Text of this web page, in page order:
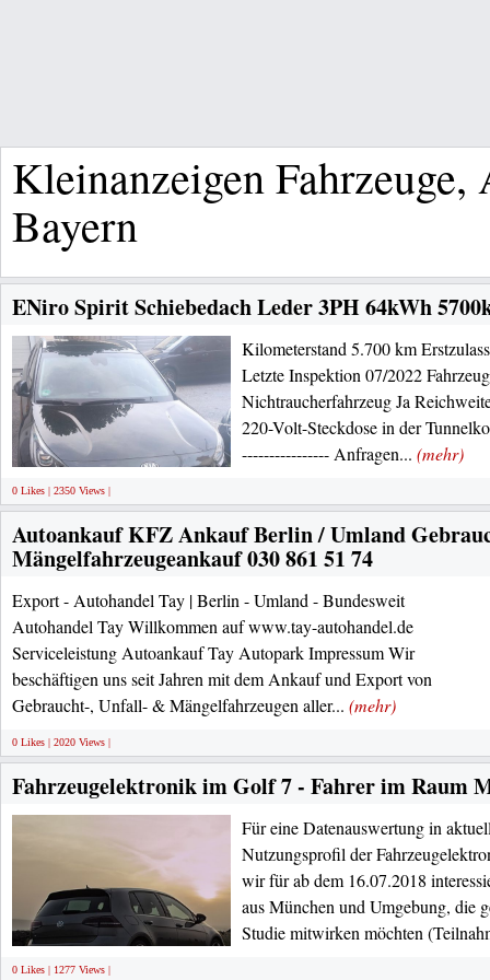
Kleinanzeigen Fahrzeuge,
Bayern
ENiro Spirit Schiebedach Leder 3PH 64kWh
Kilometerstand 5.700 km
Letzte Inspektion 07/2022
Nichtraucherfahrzeug Ja
220-Volt-Steckdose in der
---------------- Anfragen... (mehr)
0 Likes | 2350 Views |
Autoankauf KFZ Ankauf Berlin / Umland
Mängelfahrzeugeankauf 030 861 51 74
Export - Autohandel Tay | Berlin - Umland - Bundesweit
Autohandel Tay Willkommen auf www.tay-autohandel.de
Serviceleistung Autoankauf Tay Autopark Impressum Wir
beschäftigen uns seit Jahren mit dem Ankauf und Export von
Gebraucht-, Unfall- & Mängelfahrzeugen aller... (mehr)
0 Likes | 2020 Views |
Fahrzeugelektronik im Golf 7 - Fahrer im Raum
Für eine Datenauswertung in
Nutzungsprofil der
wir für ab dem 16.07.2018
aus München und Umgebung, die
Studie mitwirken möchten
0 Likes | 1277 Views |